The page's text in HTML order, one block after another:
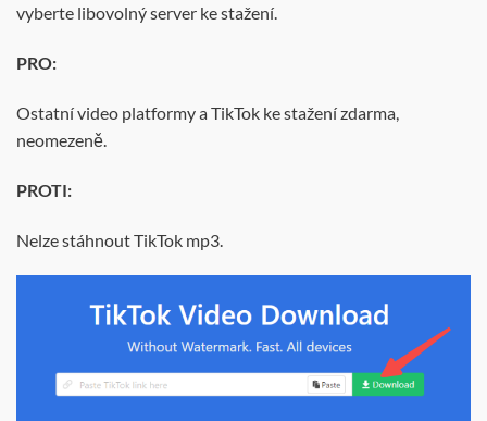
vyberte libovolný server ke stažení.
PRO:
Ostatní video platformy a TikTok ke stažení zdarma,
neomezeně.
PROTI:
Nelze stáhnout TikTok mp3.